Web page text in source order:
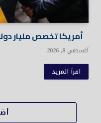
أمريكا تخصص مليار
أغسطس 8, 2026
اقرأ المزيد